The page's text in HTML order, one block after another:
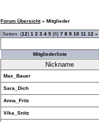
Forum Übersicht» Mitglieder
Seiten: (12) 1 2 3 4 5 [6] 7 8 9 10 11 12 »
Mitgliederliste
Nickname
Max_Bauer
Sara_Dich
Anna_Fritz
Vika_Snitz